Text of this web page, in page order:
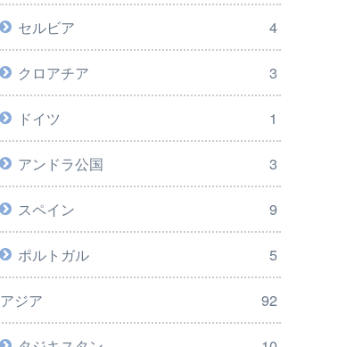
セルビア 4
クロアチア 3
ドイツ 1
アンドラ公国 3
スペイン 9
ポルトガル 5
アジア 92